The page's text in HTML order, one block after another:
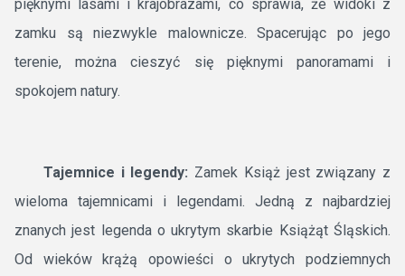
pięknymi lasami i krajobrazami, co sprawia, że widoki z
zamku są niezwykle malownicze. Spacerując po jego
terenie, można cieszyć się pięknymi panoramami i
spokojem natury.
Tajemnice i legendy: Zamek Książ jest związany z
wieloma tajemnicami i legendami. Jedną z najbardziej
znanych jest legenda o ukrytym skarbie Książąt Śląskich.
Od wieków krążą opowieści o ukrytych podziemnych